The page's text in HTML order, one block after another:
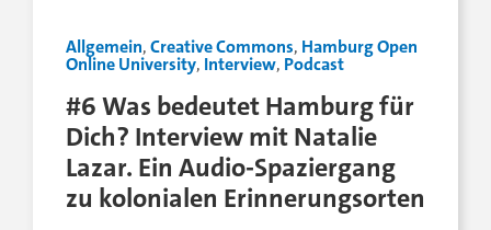
Allgemein,Creative Commons, Hamburg Open
Online University, Interview, Podcast
#6 Was bedeutet Hamburg für
Dich? Interview mit Natalie
Lazar. Ein Audio-Spaziergang
zu kolonialen Erinnerungsorten